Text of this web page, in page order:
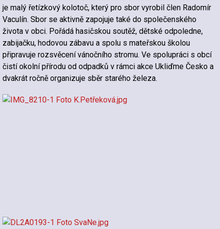
je malý řetízkový kolotoč, který pro sbor vyrobil člen Radomír
Vaculín. Sbor se aktivně zapojuje také do společenského
života v obci. Pořádá hasičskou soutěž, dětské odpoledne,
zabijačku, hodovou zábavu a spolu s mateřskou školou
připravuje rozsvěcení vánočního stromu. Ve spolupráci s obcí
čistí okolní přírodu od odpadků v rámci akce Ukliďme Česko a
dvakrát ročně organizuje sběr starého železa.